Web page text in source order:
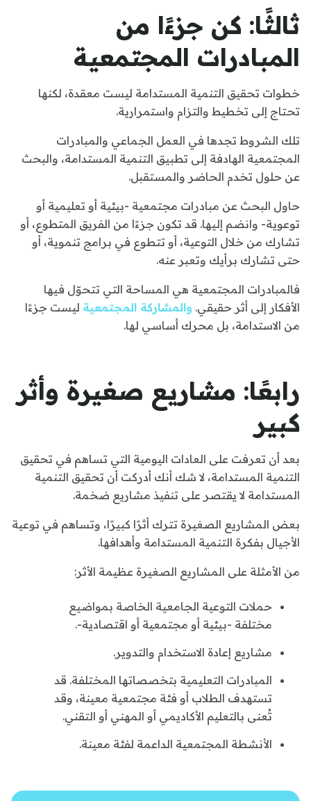
ثالثًا: كن جزءًا من
المبادرات المجتمعية
خطوات تحقيق التنمية المستدامة ليست معقدة، لكنها
تحتاج إلى تخطيط والتزام واستمرارية.
تلك الشروط تجدها في العمل الجماعي والمبادرات
المجتمعية الهادفة إلى تطبيق التنمية المستدامة، والبحث
عن حلول تخدم الحاضر والمستقبل.
حاول البحث عن مبادرات مجتمعية -بيئية أو تعليمية أو
توعوية- وانضم إليها. قد تكون جزءًا من الفريق المتطوع، أو
تشارك من خلال التوعية، أو تتطوع في برامج تنموية، أو
حتى تشارك برأيك وتعبر عنه.
فالمبادرات المجتمعية هي المساحة التي تتحوّل فيها
الأفكار إلى أثر حقيقي. والمشاركة المجتمعية ليست جزءًا
من الاستدامة، بل محرك أساسي لها.
رابعًا: مشاريع صغيرة وأثر
كبير
بعد أن تعرفت على العادات اليومية التي تساهم في تحقيق
التنمية المستدامة، لا شك أنك أدركت أن تحقيق التنمية
المستدامة لا يقتصر على تنفيذ مشاريع ضخمة.
بعض المشاريع الصغيرة تترك أثرًا كبيرًا، وتساهم في توعية
الأجيال بفكرة التنمية المستدامة وأهدافها.
من الأمثلة على المشاريع الصغيرة عظيمة الأثر:
حملات التوعية الجامعية الخاصة بمواضيع
مختلفة -بيئية أو مجتمعية أو اقتصادية-.
مشاريع إعادة الاستخدام والتدوير.
المبادرات التعليمية بتخصصاتها المختلفة. قد
تستهدف الطلاب أو فئة مجتمعية معينة، وقد
تُعنى بالتعليم الأكاديمي أو المهني أو التقني.
الأنشطة المجتمعية الداعمة لفئة معينة.